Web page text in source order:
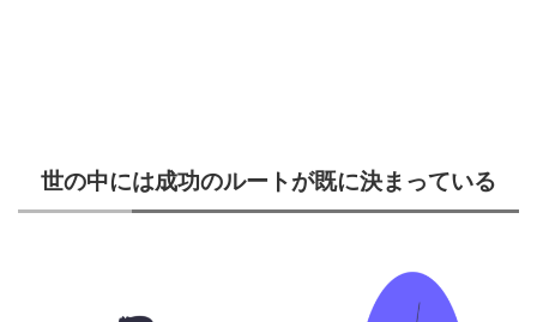
世の中には成功のルートが既に決まっている